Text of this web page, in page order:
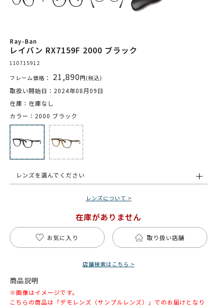
Ray-Ban
レイバン RX7159F 2000 ブラック
110715912
フレーム価格： 21,890円(税込)
取扱い開始日：2024年08月09日
在庫：在庫なし
カラー：2000 ブラック
レンズを選んでください
レンズについて >
在庫がありません
お気に入り 取り扱い店舗
店舗検索はこちら >
商品説明
※画像はイメージです。
こちらの商品は「デモレンズ（サンプルレンズ）」でのお届けとなり